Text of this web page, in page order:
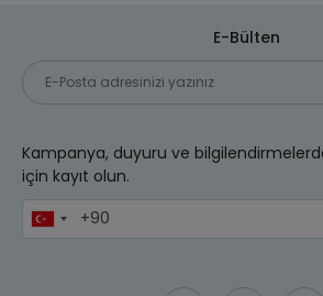
E-Bülten
Kampanya, duyuru ve
için kayıt olun.